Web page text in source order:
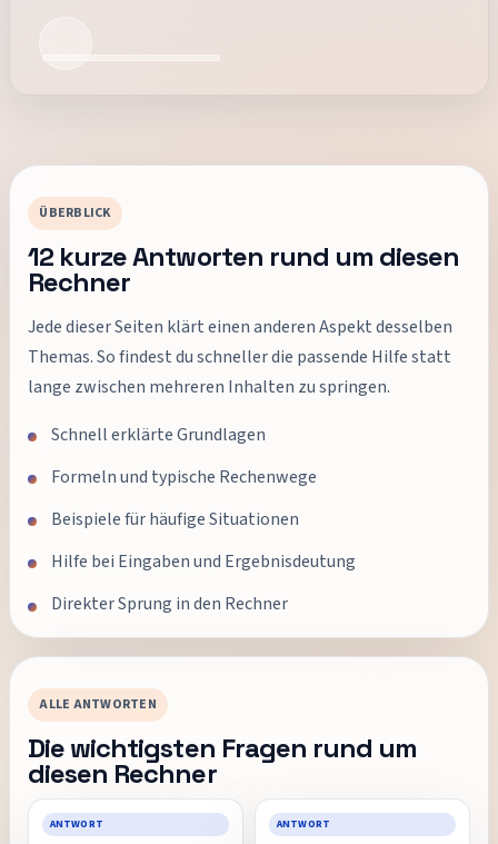
ÜBERBLICK
12 kurze Antworten rund um diesen
Rechner
Jede dieser Seiten klärt einen anderen Aspekt desselben
Themas. So findest du schneller die passende Hilfe statt
lange zwischen mehreren Inhalten zu springen.
Schnell erklärte Grundlagen
Formeln und typische Rechenwege
Beispiele für häufige Situationen
Hilfe bei Eingaben und Ergebnisdeutung
Direkter Sprung in den Rechner
ALLE ANTWORTEN
Die wichtigsten Fragen rund um
diesen Rechner
ANTWORT ANTWORT